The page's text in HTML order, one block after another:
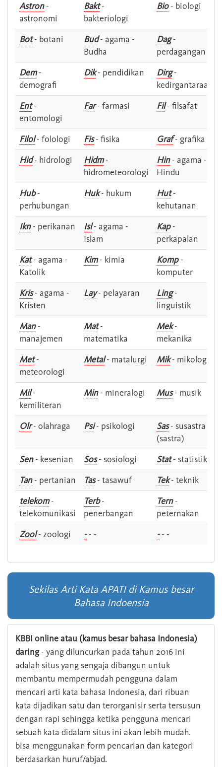
Astron-
astronomi
Bakt-
bakteriologi
Bio- biologi
Bot- botani Bud- agama -
Budha
Dag-
perdagangan
Dem-
demografi
Dik- pendidikan Dirg-
kedirgantaraan
Ent-
entomologi
Far- farmasi Fil- filsafat
Filol- folologi Fis- fisika Graf- grafika
Hid- hidrologi Hidm-
hidrometeorologi
Hin- agama -
Hindu
Hub-
perhubungan
Huk- hukum Hut-
kehutanan
Ikn- perikanan Isl- agama -
Islam
Kap-
perkapalan
Kat- agama -
Katolik
Kim- kimia Komp-
komputer
Kris- agama -
Kristen
Lay- pelayaran Ling-
linguistik
Man-
manajemen
Mat-
matematika
Mek-
mekanika
Met-
meteorologi
Metal- matalurgi Mik- mikologi
Mil-
kemiliteran
Min- mineralogi Mus- musik
Olr- olahraga Psi- psikologi Sas- susastra -
(sastra)
Sen- kesenian Sos- sosiologi Stat- statistik
Tan- pertanian Tas- tasawuf Tek- teknik
telekom-
telekomunikasi
Terb-
penerbangan
Tern-
peternakan
Zool- zoologi -- - -- -
Sekilas Arti Kata APATI di Kamus besar
Bahasa Indoensia
KBBI online atau (kamus besar bahasa Indonesia)
daring- yang diluncurkan pada tahun 2016 ini
adalah situs yang sengaja dibangun untuk
membantu mempermudah pengguna dalam
mencari arti kata bahasa Indonesia, dari ribuan
kata dijadikan satu dan terorganisir serta tersusun
dengan rapi sehingga ketika pengguna mencari
sebuah kata didalam situs ini akan lebih mudah.
bisa menggunakan form pencarian dan kategori
berdasarkan huruf/abjad.